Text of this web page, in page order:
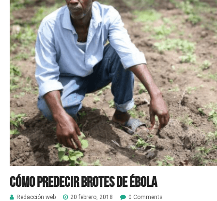
Cómo predecir brotes de ébola
Redacción web 20 febrero, 2018 0 Comments